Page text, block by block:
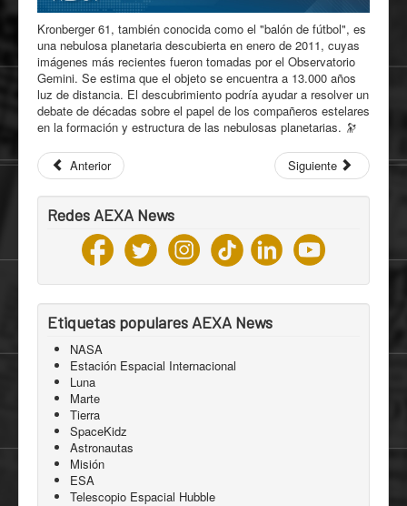
Kronberger 61, también conocida como el "balón de fútbol", es
una nebulosa planetaria descubierta en enero de 2011, cuyas
imágenes más recientes fueron tomadas por el Observatorio
Gemini. Se estima que el objeto se encuentra a 13.000 años
luz de distancia. El descubrimiento podría ayudar a resolver un
debate de décadas sobre el papel de los compañeros estelares
en la formación y estructura de las nebulosas planetarias. 🔭
Anterior Siguiente
Redes AEXA News
Etiquetas populares AEXA News
NASA
Estación Espacial Internacional
Luna
Marte
Tierra
SpaceKidz
Astronautas
Misión
ESA
Telescopio Espacial Hubble